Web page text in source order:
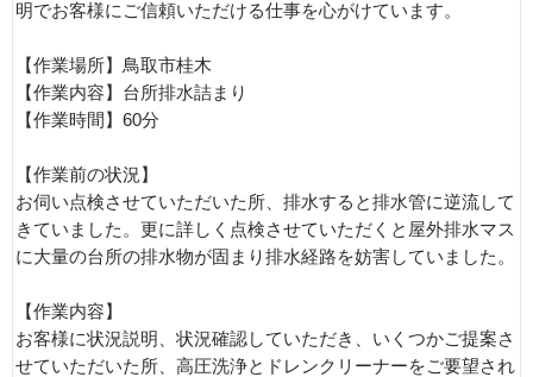
明でお客様にご信頼いただける仕事を心がけています。
【作業場所】鳥取市桂木
【作業内容】台所排水詰まり
【作業時間】60分
【作業前の状況】
お伺い点検させていただいた所、排水すると排水管に逆流して
きていました。更に詳しく点検させていただくと屋外排水マス
に大量の台所の排水物が固まり排水経路を妨害していました。
【作業内容】
お客様に状況説明、状況確認していただき、いくつかご提案さ
せていただいた所、高圧洗浄とドレンクリーナーをご要望され